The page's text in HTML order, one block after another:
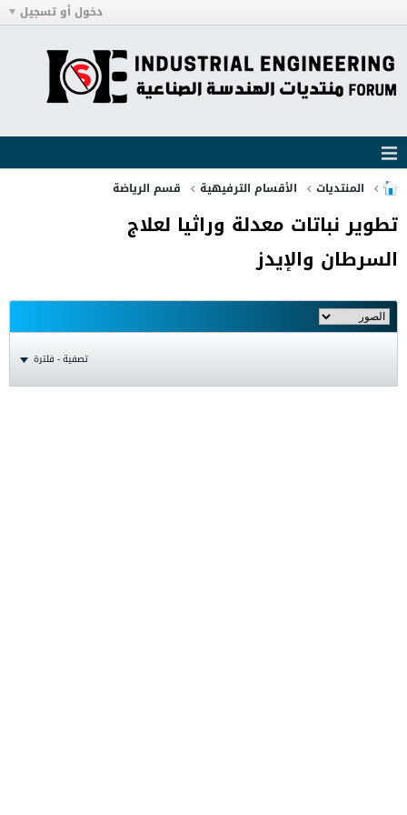
دخول أو تسجيل
المنتديات الأقسام الترفيهية قسم الرياضة
تطوير نباتات معدلة وراثيا لعلاج
السرطان والإيدز
تصفية - فلترة